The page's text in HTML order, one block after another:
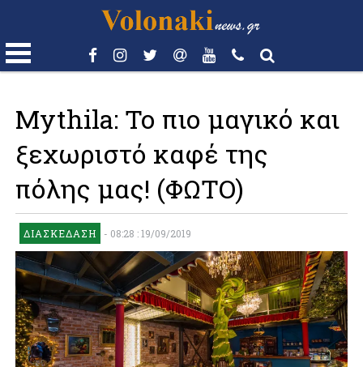
Mythila: Το πιο μαγικό και
ξεχωριστό καφέ της
πόλης μας! (ΦΩΤΟ)
ΔΙΑΣΚΈΔΑΣΗ - 08:28 : 19/09/2019